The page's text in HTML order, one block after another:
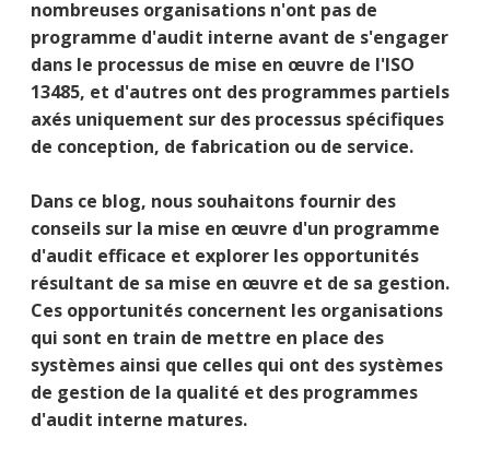
nombreuses organisations n'ont pas de
programme d'audit interne avant de s'engager
dans le processus de mise en œuvre de l'ISO
13485, et d'autres ont des programmes partiels
axés uniquement sur des processus spécifiques
de conception, de fabrication ou de service.
Dans ce blog, nous souhaitons fournir des
conseils sur la mise en œuvre d'un programme
d'audit efficace et explorer les opportunités
résultant de sa mise en œuvre et de sa gestion.
Ces opportunités concernent les organisations
qui sont en train de mettre en place des
systèmes ainsi que celles qui ont des systèmes
de gestion de la qualité et des programmes
d'audit interne matures.